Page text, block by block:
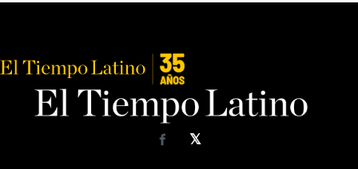
𝕏
Facebook